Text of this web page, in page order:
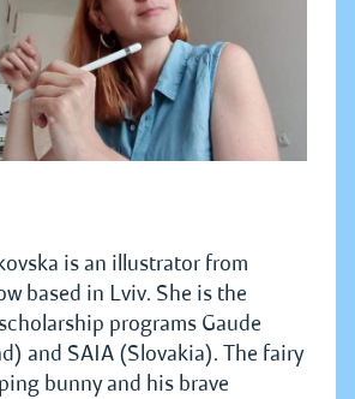
is an illustrator from
based in Lviv. She is the
programs Gaude
and SAIA (Slovakia). The fairy
bunny and his brave